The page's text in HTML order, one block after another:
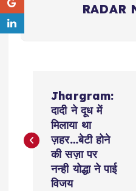
RADAR
s
Jhargram:
दादी ने दूध में
मिलाया था
ज़हर…बेटी होने
की सज़ा पर
नन्ही योद्धा ने पाई
विजय